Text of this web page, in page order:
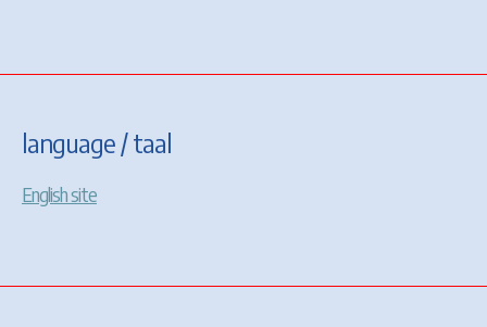
language / taal
English site